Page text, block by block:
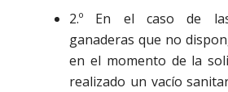
2.º En el caso de las
ganaderas que no
en el momento de la
realizado un vacío